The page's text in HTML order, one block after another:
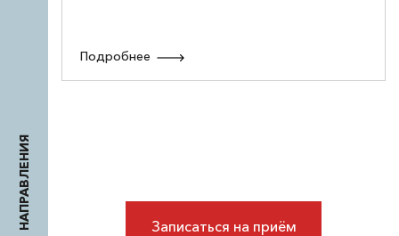
НАПРАВЛЕНИЯ
Подробнее
Записаться на приём